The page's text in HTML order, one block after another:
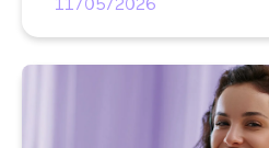
11/05/2026